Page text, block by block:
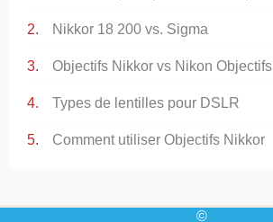
Nikkor 18 200 vs. Sigma
Objectifs Nikkor vs Nikon Objectifs
Types de lentilles pour DSLR
Comment utiliser Objectifs Nikkor
©